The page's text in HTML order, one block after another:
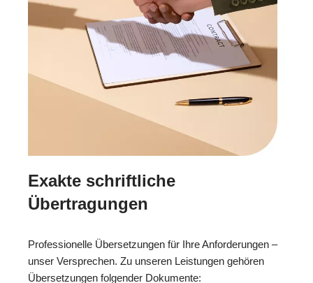
Exakte schriftliche
Übertragungen
Professionelle Übersetzungen für Ihre Anforderungen –
unser Versprechen. Zu unseren Leistungen gehören
Übersetzungen folgender Dokumente: